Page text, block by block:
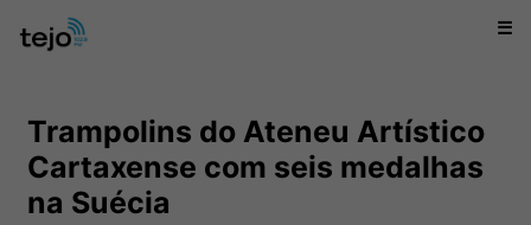
☰
Trampolins do Ateneu Artístico
Cartaxense com seis medalhas
na Suécia